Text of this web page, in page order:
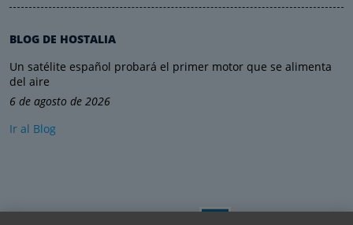
BLOG DE HOSTALIA
Un satélite español probará el primer motor que se alimenta
del aire
6 de agosto de 2026
Ir al Blog